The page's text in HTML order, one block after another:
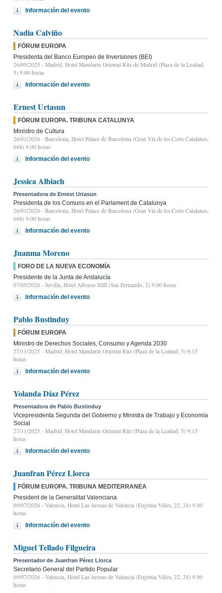
Información del evento
Nadia Calviño
FÓRUM EUROPA
Presidenta del Banco Europeo de Inversiones (BEI)
26/09/2025 - Madrid, Hotel Mandarin Oriental Ritz de Madrid (Plaza de la Lealtad,
5) 9:00 horas
Información del evento
Ernest Urtasun
FÓRUM EUROPA. TRIBUNA CATALUNYA
Ministro de Cultura
26/01/2026 - Barcelona, Hotel Palace de Barcelona (Gran Vía de les Corts Catalanes,
668) 9.00 horas
Información del evento
Jessica Albiach
Presentadora de Ernest Urtasun
Presidenta de los Comuns en el Parlament de Catalunya
26/01/2026 - Barcelona, Hotel Palace de Barcelona (Gran Vía de les Corts Catalanes,
668) 9.00 horas
Información del evento
Juanma Moreno
FORO DE LA NUEVA ECONOMÍA
Presidente de la Junta de Andalucía
07/05/2026 - Sevilla, Hotel Alfonso XIII (San Fernando, 2) 9:00 horas
Información del evento
Pablo Bustinduy
FÓRUM EUROPA
Ministro de Derechos Sociales, Consumo y Agenda 2030
27/11/2025 - Madrid, Hotel Mandarin Oriental Ritz (Plaza de la Lealtad, 5) 9:15
horas
Información del evento
Yolanda Díaz Pérez
Presentadora de Pablo Bustinduy
Vicepresidenta Segunda del Gobierno y Ministra de Trabajo y Economía
Social
27/11/2025 - Madrid, Hotel Mandarin Oriental Ritz (Plaza de la Lealtad, 5) 9:15
horas
Información del evento
Juanfran Pérez Llorca
FÓRUM EUROPA. TRIBUNA MEDITERRANEA
President de la Generalitat Valenciana
09/07/2026 - Valencia, Hotel Las Arenas de Valencia (Eugènia Viñes, 22, 24) 9.00
horas
Información del evento
Miguel Tellado Filgueira
Presentador de Juanfran Pérez Llorca
Secretario General del Partido Popular
09/07/2026 - Valencia, Hotel Las Arenas de Valencia (Eugènia Viñes, 22, 24) 9.00
horas